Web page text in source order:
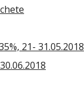
21- 31.05.2018